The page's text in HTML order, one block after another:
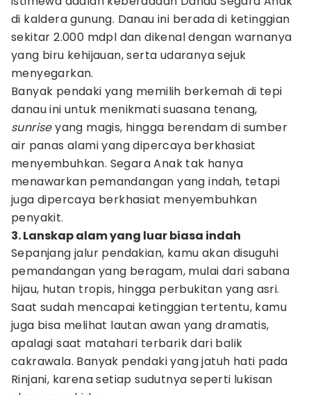
di kaldera gunung. Danau ini berada di ketinggian
sekitar 2.000 mdpl dan dikenal dengan warnanya
yang biru kehijauan, serta udaranya sejuk
menyegarkan.
Banyak pendaki yang memilih berkemah di tepi
danau ini untuk menikmati suasana tenang,
sunriseyang magis, hingga berendam di sumber
air panas alami yang dipercaya berkhasiat
menyembuhkan. Segara Anak tak hanya
menawarkan pemandangan yang indah, tetapi
juga dipercaya berkhasiat menyembuhkan
penyakit.
3. Lanskap alam yang luar biasa indah
Sepanjang jalur pendakian, kamu akan disuguhi
pemandangan yang beragam, mulai dari sabana
hijau, hutan tropis, hingga perbukitan yang asri.
Saat sudah mencapai ketinggian tertentu, kamu
juga bisa melihat lautan awan yang dramatis,
apalagi saat matahari terbarik dari balik
cakrawala. Banyak pendaki yang jatuh hati pada
Rinjani, karena setiap sudutnya seperti lukisan